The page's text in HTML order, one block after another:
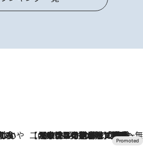
【CREA×星野リゾート】唯一無二。癒しと発見が待つ場所へ
2026.8.7
【トンボの足水浴】ヒノキの香りに包まれて涼感マックス！約13℃の湧水かけ流しを避暑地「星野温泉 トンボの湯」で体験